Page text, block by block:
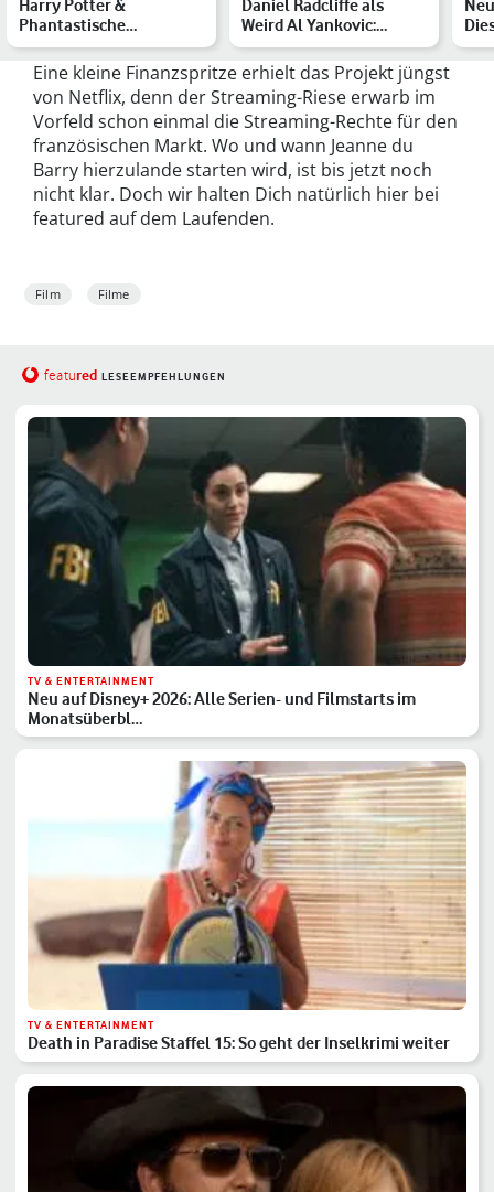
Harry Potter &
Phantastische
Tierwesen: Alle Filme in
ihrer richt…
Daniel Radcliffe als
Weird Al Yankovic:
Kaliforniens Parodie-
Prin…
Eine kleine Finanzspritze erhielt das Projekt jüngst
von Netflix, denn der Streaming-Riese erwarb im
Vorfeld schon einmal die Streaming-Rechte für den
französischen Markt. Wo und wann Jeanne du
Barry hierzulande starten wird, ist bis jetzt noch
nicht klar. Doch wir halten Dich natürlich hier bei
featured auf dem Laufenden.
Film Filme
featured LESEEMPFEHLUNGEN
TV & ENTERTAINMENT
Neu auf Disney+ 2026: Alle Serien- und Filmstarts im
Monatsüberbl…
TV & ENTERTAINMENT
Death in Paradise Staffel 15: So geht der Inselkrimi weiter